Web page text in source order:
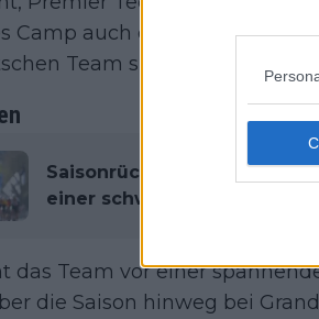
Camp auch durch das
Team später bestätigt
Saisonrückblick 2025 |
einer schwierigen Saison
das Team vor einer
die Saison hinweg bei